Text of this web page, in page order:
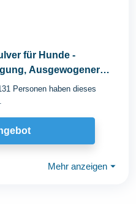
für Hunde -
Ausgewogener
Personen haben dieses
Mehr anzeigen ⏷